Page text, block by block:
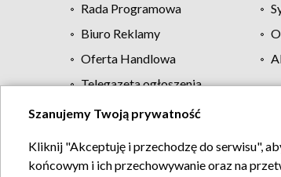
Rada Programowa
Biuro Reklamy
Oferta Handlowa
Telegazeta ogłoszenia
Szanujemy Twoją prywatność
Kliknij "Akceptuję i przechodzę do serwisu",
końcowym i ich przechowywanie oraz na